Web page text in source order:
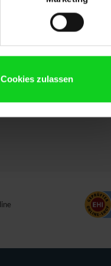
Cookies zulassen
di licenze?
Perché, proprio come
vantaggiose. Saremo
e in quale quantità.